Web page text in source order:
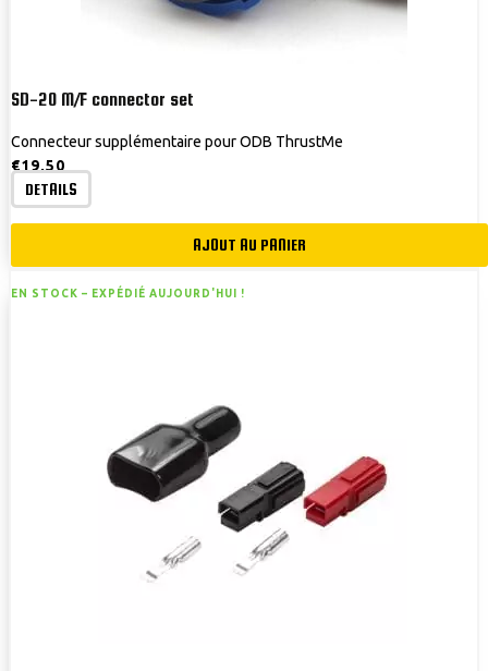
SD-20 M/F connector set
Connecteur supplémentaire pour ODB ThrustMe
€19,50
DETAILS
AJOUT AU PANIER
EN STOCK – EXPÉDIÉ AUJOURD'HUI !